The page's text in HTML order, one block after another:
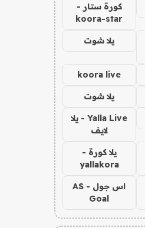
كورة ستار -
koora-star
يلا شوت
koora live
يلا شوت
Yalla Live - يلا
لايف
يلا كورة -
yallakora
اس جول - AS
Goal